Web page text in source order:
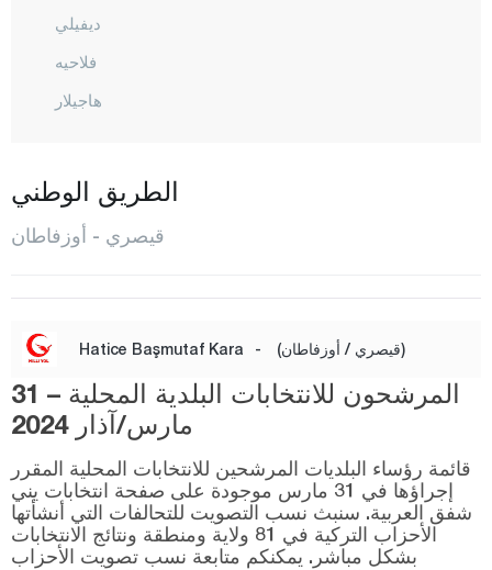
ديفيلي
فلاحيه
هاجيلار
كوجاسنان
بينار باشي
ساريأوغلان
ساريز
طالاس
ياهيالي
يشيلحصار
الطريق الوطني
قيصري - أوزفاطان
Hatice Başmutaf Kara - (قيصري / أوزفاطان)
المرشحون للانتخابات البلدية المحلية – 31
مارس/آذار 2024
قائمة رؤساء البلديات المرشحين للانتخابات المحلية المقرر
إجراؤها في 31 مارس موجودة على صفحة انتخابات يني
شفق العربية. سنبث نسب التصويت للتحالفات التي أنشأتها
الأحزاب التركية في 81 ولاية ومنطقة ونتائج الانتخابات
بشكل مباشر. يمكنكم متابعة نسب تصويت الأحزاب